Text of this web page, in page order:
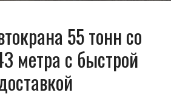
55 тонн со
метра с быстрой